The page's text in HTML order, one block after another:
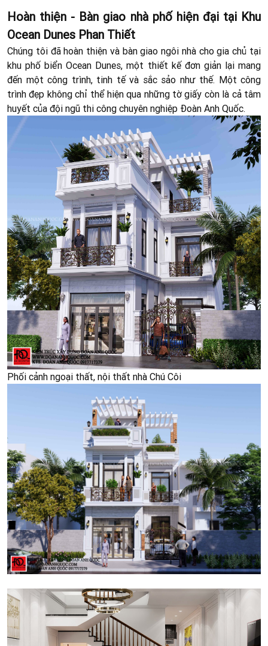
Hoàn thiện - Bàn giao nhà phố hiện đại tại Khu
Ocean Dunes Phan Thiết
Chúng tôi đã hoàn thiện và bàn giao ngôi nhà cho gia chủ tại
khu phố biển Ocean Dunes, một thiết kế đơn giản lại mang
đến một công trình, tinh tế và sắc sảo như thế. Một công
trình đẹp không chỉ thể hiện qua những tờ giấy còn là cả tâm
huyết của đội ngũ thi công chuyên nghiệp Đoàn Anh Quốc.
Phối cảnh ngoại thất, nội thất nhà Chú Côi